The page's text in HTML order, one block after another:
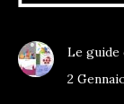
Le guide
2